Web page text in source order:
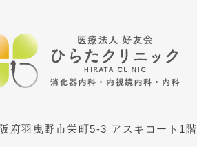
府羽曳野市栄町5-3 アスキコート1階